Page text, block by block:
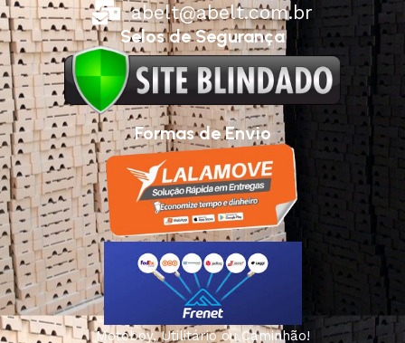
abelt@abelt.com.br
Selos de Segurança
Formas de Envio
Motoboy, Utilitário ou Caminhão!